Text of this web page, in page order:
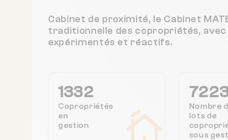
Cabinet de proximité, le Cabinet
traditionnelle des copropriétés,
expérimentés et réactifs.
1332
Copropriétés
en
gestion
Nombre
lots de
sous